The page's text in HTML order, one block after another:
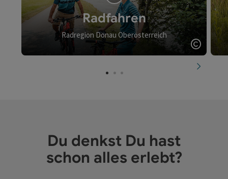
Radfahren
Radregion Donau Oberösterreich
Du denkst Du hast
schon alles erlebt?